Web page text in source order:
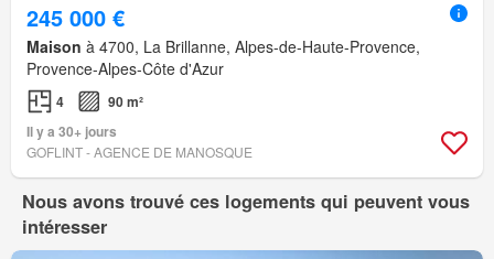
245 000 €
Maison à 4700, La Brillanne, Alpes-de-Haute-Provence,
Provence-Alpes-Côte d'Azur
4
90 m²
Il y a 30+ jours
GOFLINT - AGENCE DE MANOSQUE
Nous avons trouvé ces logements qui peuvent vous
intéresser